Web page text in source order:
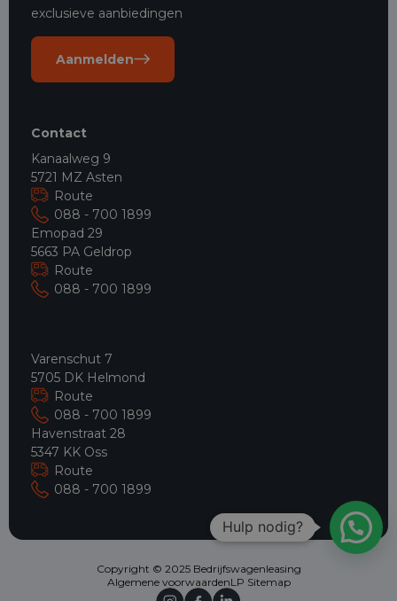
exclusieve aanbiedingen
Aanmelden
Contact
Kanaalweg 9
5721 MZ Asten
Route
088 - 700 1899
Emopad 29
5663 PA Geldrop
Route
088 - 700 1899
Varenschut 7
5705 DK Helmond
Route
088 - 700 1899
Havenstraat 28
5347 KK Oss
Route
088 - 700 1899
Copyright © 2025 Bedrijfswagenleasing
Algemene voorwaardenLP Sitemap
Hulp nodig?